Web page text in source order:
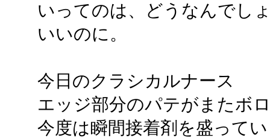
いってのは、どうなんでし
いいのに。
今日のクラシカルナース
エッジ部分のパテがまたボ
今度は瞬間接着剤を盛って